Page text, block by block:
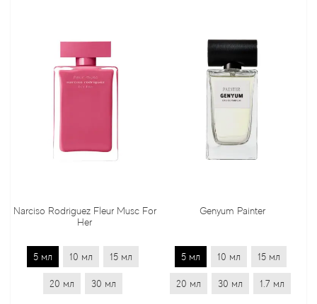
Narciso Rodriguez Fleur Musc For
Her
5 мл 10 мл 15 мл
20 мл 30 мл
Genyum Painter
5 мл 10 мл 15 мл
20 мл 30 мл 1.7 мл